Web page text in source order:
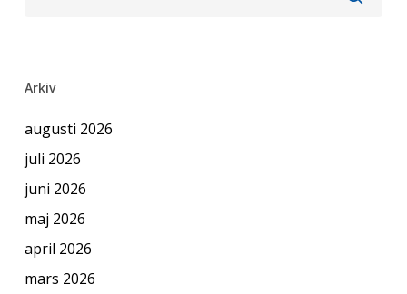
Arkiv
augusti 2026
juli 2026
juni 2026
maj 2026
april 2026
mars 2026